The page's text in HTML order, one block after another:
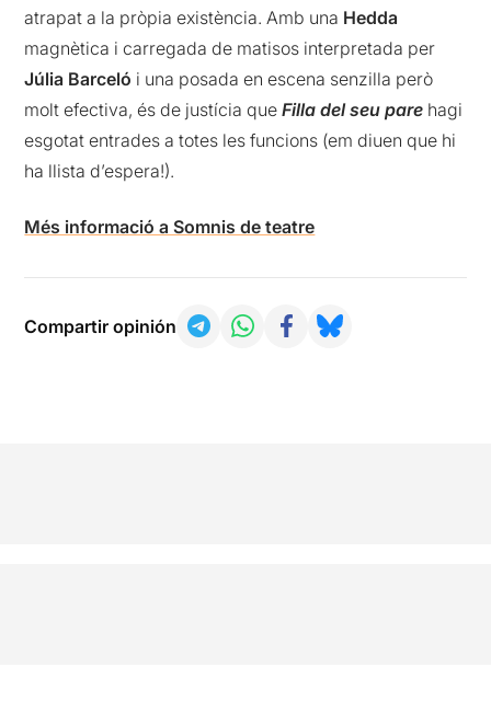
atrapat a la pròpia existència. Amb una Hedda
magnètica i carregada de matisos interpretada per
Júlia Barceló i una posada en escena senzilla però
molt efectiva, és de justícia que Filla del seu pare hagi
esgotat entrades a totes les funcions (em diuen que hi
ha llista d’espera!).
Més informació a Somnis de teatre
Compartir opinión